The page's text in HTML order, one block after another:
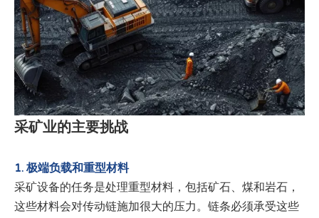
采矿业的主要挑战
1. 极端负载和重型材料
采矿设备的任务是处理重型材料，包括矿石、煤和岩石，
这些材料会对传动链施加很大的压力。链条必须承受这些